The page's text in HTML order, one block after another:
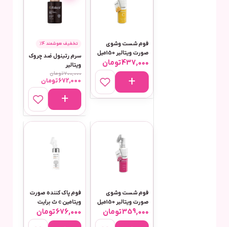
فوم شست وشوی
صورت ویتالیر 150میل
مناسب انواع پوست
مدل ویتامین سی
437,000تومان
تخفیف هوشمند 4٪
سرم رتینول ضد چروک
ویتالیر
700,000تومان
672,000تومان
فوم شست وشوی
صورت ویتالیر 150میل
مناسب پوست حساس
مدل سنسی ویت
359,000تومان
فوم پاک کننده صورت
ویتامین c ث برایت
150 میل برایت مکس
676,000تومان